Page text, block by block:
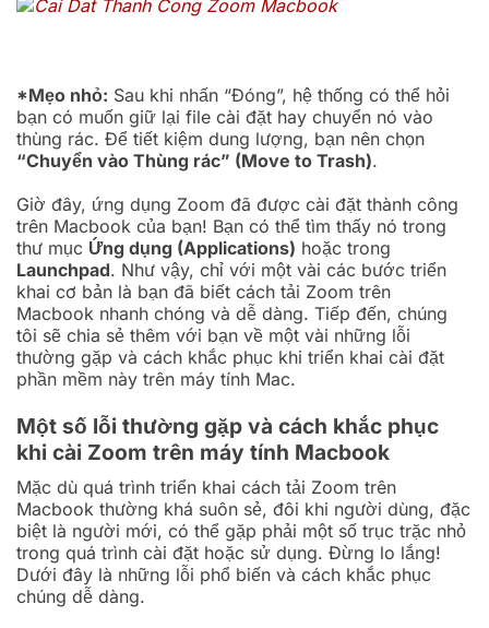
*Mẹo nhỏ: Sau khi nhấn “Đóng”, hệ thống có thể hỏi
bạn có muốn giữ lại file cài đặt hay chuyển nó vào
thùng rác. Để tiết kiệm dung lượng, bạn nên chọn
“Chuyển vào Thùng rác” (Move to Trash).
Giờ đây, ứng dụng Zoom đã được cài đặt thành công
trên Macbook của bạn! Bạn có thể tìm thấy nó trong
thư mục Ứng dụng (Applications) hoặc trong
Launchpad. Như vậy, chỉ với một vài các bước triển
khai cơ bản là bạn đã biết cách tải Zoom trên
Macbook nhanh chóng và dễ dàng. Tiếp đến, chúng
tôi sẽ chia sẻ thêm với bạn về một vài những lỗi
thường gặp và cách khắc phục khi triển khai cài đặt
phần mềm này trên máy tính Mac.
Một số lỗi thường gặp và cách khắc phục
khi cài Zoom trên máy tính Macbook
Mặc dù quá trình triển khai cách tải Zoom trên
Macbook thường khá suôn sẻ, đôi khi người dùng, đặc
biệt là người mới, có thể gặp phải một số trục trặc nhỏ
trong quá trình cài đặt hoặc sử dụng. Đừng lo lắng!
Dưới đây là những lỗi phổ biến và cách khắc phục
chúng dễ dàng.